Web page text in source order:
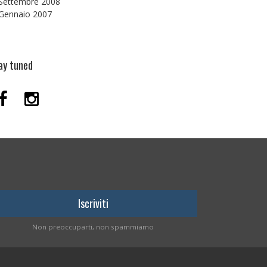
2007
tuned
Non preoccuparti, non spammiamo